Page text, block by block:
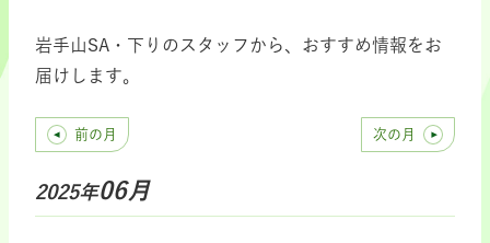
岩手山SA・下りのスタッフから、おすすめ情報をお
届けします。
前の月 次の月
2025年06月